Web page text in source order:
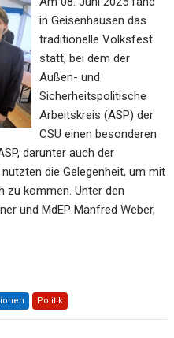
in Geisenhausen das
traditionelle Volksfest
statt, bei dem der
Außen- und
Sicherheitspolitische
Arbeitskreis (ASP) der
CSU einen besonderen
darunter auch der
die Gelegenheit, um mit
zu kommen. Unter den
und MdEP Manfred Weber,
Politik